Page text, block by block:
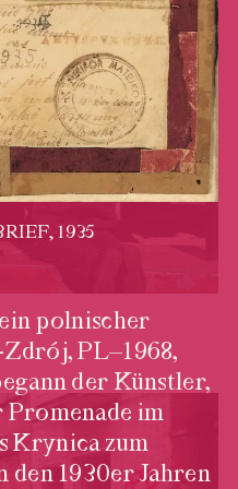
1935
polnischer
PL–1968,
der Künstler,
Promenade im
Krynica zum
den 1930er Jahren